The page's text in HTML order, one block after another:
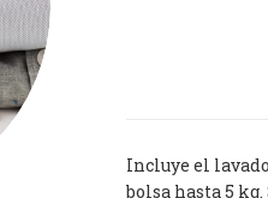
Incluye el
bolsa hasta 5